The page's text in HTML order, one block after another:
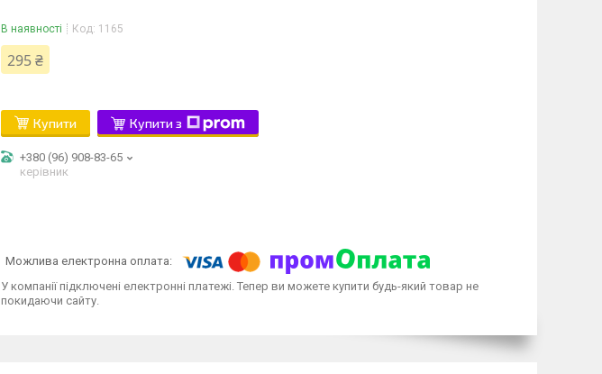
В наявності Код: 1165
295 ₴
Купити Купити з
+380 (96) 908-83-65
керівник
У компанії підключені електронні платежі. Тепер ви можете купити будь-який товар не
покидаючи сайту.